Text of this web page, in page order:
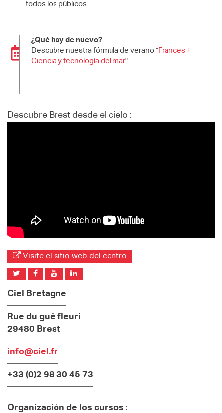
todos los públicos.
¿Qué hay de nuevo?
Descubre nuestra fórmula de verano "Frances +
Ciencia y tecnología del mar"
Descubre Brest desde el cielo :
Visite el sitio web del centro
Ciel Bretagne
Rue du gué fleuri
29480 Brest
info@ciel.fr
+33 (0)2 98 30 45 73
Organización de los cursos :